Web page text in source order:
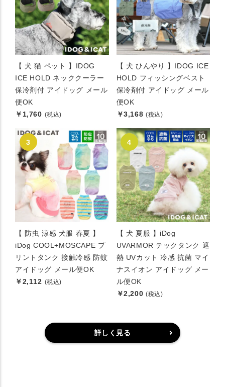
【 犬 猫 ペット 】IDOG
ICE HOLD ネッククーラー
保冷剤付 アイドッグ メール
便OK
￥1,760 (税込)
【 犬 ひんやり 】IDOG ICE
HOLD フィッシングベスト
保冷剤付 アイドッグ メール
便OK
￥3,168 (税込)
【 防虫 涼感 犬服 春夏 】
iDog COOL+MOSCAPE プ
リントタンク 接触冷感 防蚊
アイドッグ メール便OK
￥2,112 (税込)
【 犬 夏服 】iDog
UVARMOR テックタンク 遮
熱 UVカット 冷感 抗菌 マイ
ナスイオン アイドッグ メー
ル便OK
￥2,200 (税込)
詳しく見る